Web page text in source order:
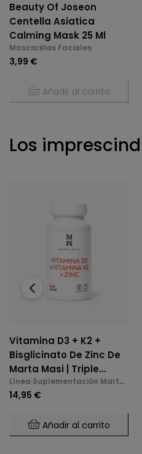
Beauty Of Joseon
Centella Asiatica
Calming Mask 25 Ml
Mascarillas Faciales
3,99 €
Añadir al carrito
Los
Vitamina D3 + K2 +
Bisglicinato De Zinc De
Marta Masi | Triple
Acción: Huesos,
Inmunidad Y Bienestar
Línea Suplementación Marta
Masi
14,95 €
Añadir al carrito
‹